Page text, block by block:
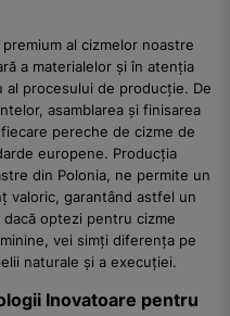
al cizmelor noastre
a materialelor și în atenția
al procesului de producție. De
asamblarea și finisarea
pereche de cizme de
europene. Producția
din Polonia, ne permite un
valoric, garantând astfel un
optezi pentru cizme
vei simți diferența pe
naturale și a execuției.
Inovatoare pentru